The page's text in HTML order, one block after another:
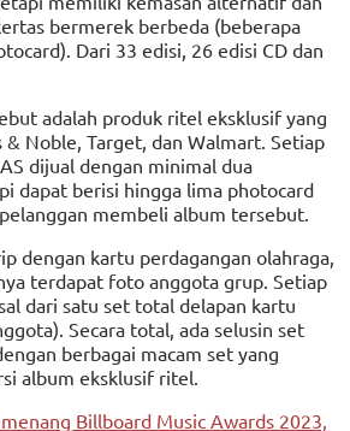
bermerek berbeda (beberapa
Dari 33 edisi, 26 edisi CD dan
adalah produk ritel eksklusif yang
Noble, Target, dan Walmart. Setiap
dijual dengan minimal dua
dapat berisi hingga lima photocard
membeli album tersebut.
dengan kartu perdagangan olahraga,
terdapat foto anggota grup. Setiap
dari satu set total delapan kartu
Secara total, ada selusin set
berbagai macam set yang
album eksklusif ritel.
Billboard Music Awards 2023,